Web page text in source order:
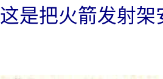
这是把火箭发射